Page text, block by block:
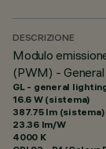
DESCRIZIONE
Modulo
(PWM) -
GL - general
16.6 W (sistema)
387.75 lm (sistema)
23.36 lm/W
4000 K